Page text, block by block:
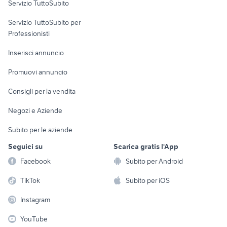
Informatica
Console e
Fotografia
Telefonia
Biciclette
Servizio TuttoSubito
Servizio TuttoSubito per
Professionisti
Inserisci annuncio
Promuovi annuncio
Consigli per la vendita
Negozi e Aziende
Subito per le aziende
Seguici su
Facebook
TikTok
Instagram
YouTube
Scarica gratis l'App
Subito per Android
Subito per iOS